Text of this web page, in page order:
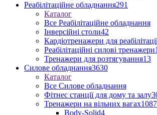
Реабілітаційне обладнання291
Каталог
Все Реабілітаційне обладнання
Інверсійні столи42
Кардіотренажери для
Реабілітаційні силові тренажери
Тренажери для розтягування13
Силове обладнання3630
Каталог
Все Силове обладнання
Фітнес станції для дому та залу
Тренажери на вільних вагах1087
Body-Solid4